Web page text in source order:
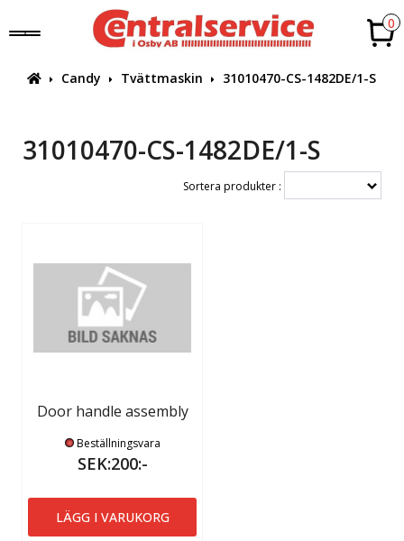
0
Candy Tvättmaskin 31010470-CS-1482DE/1-S
31010470-CS-1482DE/1-S
Sortera produkter :
Door handle assembly
Beställningsvara
SEK:200:-
LÄGG I VARUKORG